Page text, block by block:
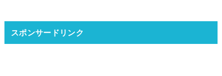
スポンサードリンク